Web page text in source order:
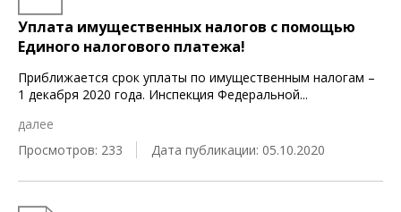
Уплата имущественных налогов с помощью
Единого налогового платежа!
Приближается срок уплаты по имущественным налогам –
1 декабря 2020 года. Инспекция Федеральной...
далее
Просмотров: 233
Дата публикации: 05.10.2020